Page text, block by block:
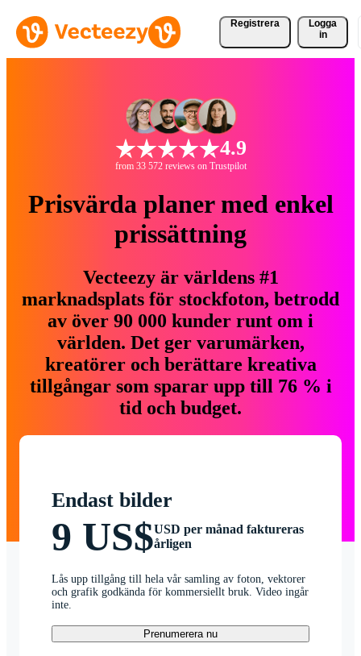
Registrera
Logga
in
4.9
from 33 572 reviews on Trustpilot
Prisvärda planer med enkel
prissättning
Vecteezy är världens #1
marknadsplats för stockfoton, betrodd
av över 90 000 kunder runt om i
världen. Det ger varumärken,
kreatörer och berättare kreativa
tillgångar som sparar upp till 76 % i
tid och budget.
Endast bilder
9 US$USD per månad faktureras
årligen
Lås upp tillgång till hela vår samling av foton, vektorer
och grafik godkända för kommersiellt bruk. Video ingår
inte.
Prenumerera nu